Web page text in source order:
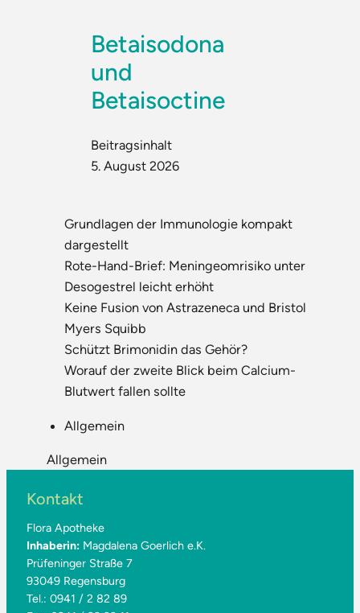
Betaisodona
und
Betaisoctine
Beitragsinhalt
5. August 2026
Grundlagen der Immunologie kompakt
dargestellt
Rote-Hand-Brief: Meningeomrisiko unter
Desogestrel leicht erhöht
Keine Fusion von Astrazeneca und Bristol
Myers Squibb
Schützt Brimonidin das Gehör?
Worauf der zweite Blick beim Calcium-
Blutwert fallen sollte
Allgemein
Allgemein
Kontakt
Flora Apotheke
Inhaberin: Magdalena Goerlich e.K.
Prüfeninger Straße 7
93049 Regensburg
Tel.: 0941 / 2 82 89